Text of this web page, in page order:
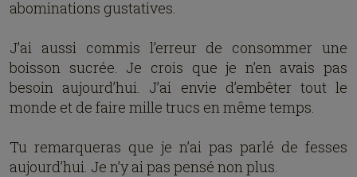
abominations gustatives.
J’ai aussi commis l’erreur de consommer une
boisson sucrée. Je crois que je n’en avais pas
besoin aujourd’hui. J’ai envie d’embêter tout le
monde et de faire mille trucs en même temps.
Tu remarqueras que je n’ai pas parlé de fesses
aujourd’hui. Je n’y ai pas pensé non plus.